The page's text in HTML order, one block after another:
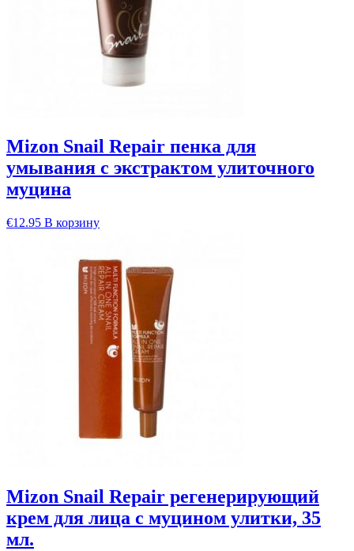
Mizon Snail Repair пенка для
умывания с экстрактом улиточного
муцина
€12.95 В корзину
Mizon Snail Repair регенерирующий
крем для лица с муцином улитки, 35
мл.